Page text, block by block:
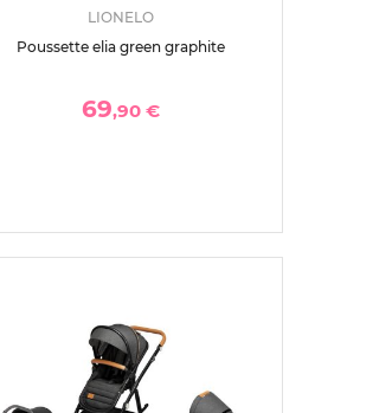
LIONELO
Poussette elia green graphite
69,90 €